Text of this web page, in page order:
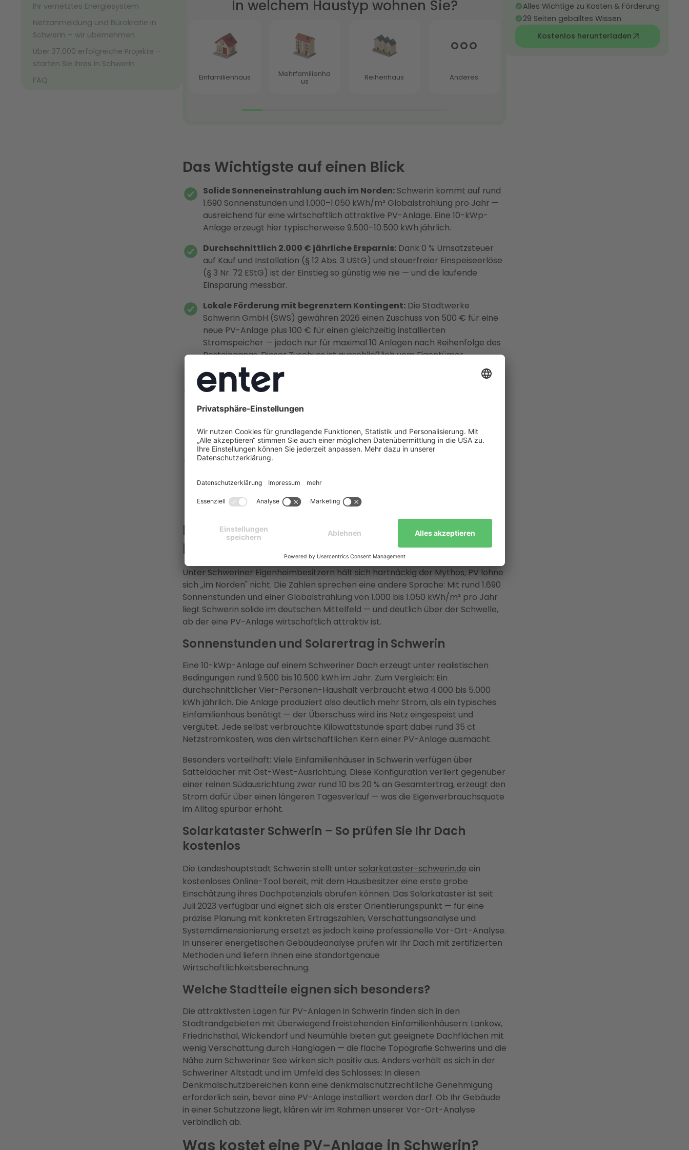
Ihr vernetztes Energiesystem
Netzanmeldung und Bürokratie in
Schwerin – wir übernehmen
Über 37.000 erfolgreiche Projekte –
starten Sie Ihres in Schwerin
FAQ
Das Wichtigste auf einen Blick
Solide Sonneneinstrahlung auch im Norden: Schwerin kommt auf rund
1.690 Sonnenstunden und 1.000–1.050 kWh/m² Globalstrahlung pro Jahr —
ausreichend für eine wirtschaftlich attraktive PV-Anlage. Eine 10-kWp-
Anlage erzeugt hier typischerweise 9.500–10.500 kWh jährlich.
Durchschnittlich 2.000 € jährliche Ersparnis: Dank 0 % Umsatzsteuer
auf Kauf und Installation (§ 12 Abs. 3 UStG) und steuerfreier Einspeiseerlöse
(§ 3 Nr. 72 EStG) ist der Einstieg so günstig wie nie — und die laufende
Einsparung messbar.
Lokale Förderung mit begrenztem Kontingent: Die Stadtwerke
Schwerin GmbH (SWS) gewähren 2026 einen Zuschuss von 500 € für eine
neue PV-Anlage plus 100 € für einen gleichzeitig installierten
Stromspeicher — jedoch nur für maximal 10 Anlagen nach Reihenfolge des
Posteingangs. Dieser Zuschuss ist ausschließlich vom Eigentümer
eigenständig bei der SWS zu beantragen.
Jetzt handeln — Einspeisevergütung sinkt:
der festen Einspeisevergütung für Neuanlagen unter 25 kWp zum 1. Januar
zeitnahe Inbetriebnahme.
Full-Service aus einer Hand:
Netzgesellschaft Schwerin und den KfW-Förderprozess mit
Festpreisgarantie. Über 37.000 erfolgreiche Projekte belegen die
Erfahrung.
Lohnt sich Photovoltaik in Schwerin? Die
Fakten
Unter Schweriner Eigenheimbesitzern hält sich hartnäckig der Mythos, PV lohne
sich „im Norden" nicht. Die Zahlen sprechen eine andere Sprache: Mit rund 1.690
Sonnenstunden und einer Globalstrahlung von 1.000 bis 1.050 kWh/m² pro Jahr
liegt Schwerin solide im deutschen Mittelfeld — und deutlich über der Schwelle,
ab der eine PV-Anlage wirtschaftlich attraktiv ist.
Sonnenstunden und Solarertrag in Schwerin
Eine 10-kWp-Anlage auf einem Schweriner Dach erzeugt unter realistischen
Bedingungen rund 9.500 bis 10.500 kWh im Jahr. Zum Vergleich: Ein
durchschnittlicher Vier-Personen-Haushalt verbraucht etwa 4.000 bis 5.000
kWh jährlich. Die Anlage produziert also deutlich mehr Strom, als ein typisches
Einfamilienhaus benötigt — der Überschuss wird ins Netz eingespeist und
vergütet. Jede selbst verbrauchte Kilowattstunde spart dabei rund 35 ct
Netzstromkosten, was den wirtschaftlichen Kern einer PV-Anlage ausmacht.
Besonders vorteilhaft: Viele Einfamilienhäuser in Schwerin verfügen über
Satteldächer mit Ost-West-Ausrichtung. Diese Konfiguration verliert gegenüber
einer reinen Südausrichtung zwar rund 10 bis 20 % an Gesamtertrag, erzeugt den
Strom dafür über einen längeren Tagesverlauf — was die Eigenverbrauchsquote
im Alltag spürbar erhöht.
Solarkataster Schwerin – So prüfen Sie Ihr Dach
kostenlos
Die Landeshauptstadt Schwerin stellt unter solarkataster-schwerin.de ein
kostenloses Online-Tool bereit, mit dem Hausbesitzer eine erste grobe
Einschätzung ihres Dachpotenzials abrufen können. Das Solarkataster ist seit
Juli 2023 verfügbar und eignet sich als erster Orientierungspunkt — für eine
präzise Planung mit konkreten Ertragszahlen, Verschattungsanalyse und
Systemdimensionierung ersetzt es jedoch keine professionelle Vor-Ort-Analyse.
In unserer energetischen Gebäudeanalyse prüfen wir Ihr Dach mit zertifizierten
Methoden und liefern Ihnen eine standortgenaue
Wirtschaftlichkeitsberechnung.
Welche Stadtteile eignen sich besonders?
Die attraktivsten Lagen für PV-Anlagen in Schwerin finden sich in den
Stadtrandgebieten mit überwiegend freistehenden Einfamilienhäusern: Lankow,
Friedrichsthal, Wickendorf und Neumühle bieten gut geeignete Dachflächen mit
wenig Verschattung durch Hanglagen — die flache Topografie Schwerins und die
Nähe zum Schweriner See wirken sich positiv aus. Anders verhält es sich in der
Schweriner Altstadt und im Umfeld des Schlosses: In diesen
Denkmalschutzbereichen kann eine denkmalschutzrechtliche Genehmigung
erforderlich sein, bevor eine PV-Anlage installiert werden darf. Ob Ihr Gebäude
in einer Schutzzone liegt, klären wir im Rahmen unserer Vor-Ort-Analyse
verbindlich ab.
Was kostet eine PV-Anlage in Schwerin?
Alles Wichtige zu Kosten & Förderung
29 Seiten geballtes Wissen
Kostenlos herunterladen